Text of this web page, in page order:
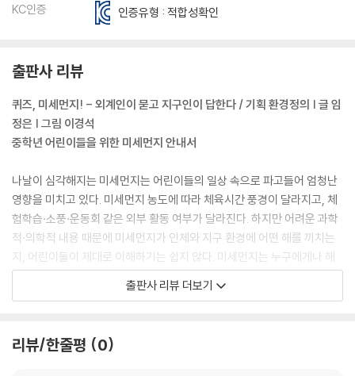
KC인증
인증유형 : 적합성확인
출판사 리뷰
퀴즈, 미세먼지! - 외계인이 묻고 지구인이 답한다 / 기획 환경정의 | 글 임
정은 | 그림 이경석
중학년 어린이들을 위한 미세먼지 안내서
나날이 심각해지는 미세먼지는 어린이들의 일상 속으로 파고들어 엄청난
영향을 미치고 있다. 미세먼지 농도에 따라 체육시간 풍경이 달라지고, 체
험학습·소풍·운동회 같은 외부 활동 여부가 달라진다. 하지만 어려운 과학
적·의학적 내용 때문에 미세먼지가 인체와 지구 환경에 어떤 해를 끼치는
지, 어린이들이 제대로 이해하기는 쉽지 않다. 미세먼지는 누구에게나 해
롭지만 어린이에게 더욱 해롭다. 어른에 비해 숨을 자주 쉬고 면역력이 약
하기 때문이다. 어린 아이들일수록 더욱 그렇다. 키득거리면서 외계인들이
퀴즈, GMO! - 상상맨이 묻고 어린이가 답한다 / 글 위문숙 | 그림 이경석
출판사 리뷰 더보기
리뷰/한줄평 0